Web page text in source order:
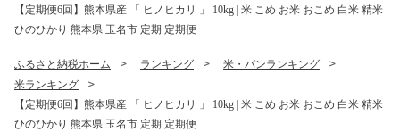
名市
【定期便6回】熊本県産 「 ヒノヒカリ 」 10kg | 米 こめ お米 おこめ 白米 精米
ひのひかり 熊本県 玉名市 定期 定期便
ふるさと納税ホーム ランキング
米・パンランキング
米ランキング
【定期便6回】熊本県産 「 ヒノヒカリ 」 10kg | 米 こめ お米 おこめ 白米 精米
ひのひかり 熊本県 玉名市 定期 定期便